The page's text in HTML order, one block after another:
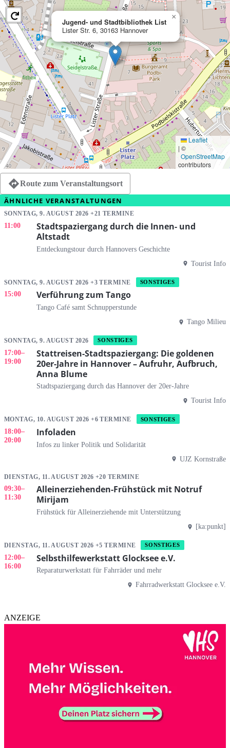
Jugend- und Stadtbibliothek List
Lister Str. 6, 30163 Hannover
×
Leaflet
| ©
OpenStreetMap
contributors
Route zum Veranstaltungsort
ÄHNLICHE VERANSTALTUNGEN
SONNTAG, 9. AUGUST 2026 +21 TERMINE
11:00
Stadtspaziergang durch die Innen- und
Altstadt
Entdeckungstour durch Hannovers Geschichte
Tourist Info
SONNTAG, 9. AUGUST 2026 +3 TERMINE SONSTIGES
15:00 Verführung zum Tango
Tango Café samt Schnupperstunde
Tango Milieu
SONNTAG, 9. AUGUST 2026 SONSTIGES
17:00–
19:00
Stattreisen-Stadtspaziergang: Die goldenen
20er-Jahre in Hannover – Aufruhr, Aufbruch,
Anna Blume
Stadtspaziergang durch das Hannover der 20er-Jahre
Tourist Info
MONTAG, 10. AUGUST 2026 +6 TERMINE SONSTIGES
18:00–
20:00
Infoladen
Infos zu linker Politik und Solidarität
UJZ Kornstraße
DIENSTAG, 11. AUGUST 2026 +20 TERMINE
09:30–
11:30
Alleinerziehenden-Frühstück mit Notruf
Mirijam
Frühstück für Alleinerziehende mit Unterstützung
[ka:punkt]
DIENSTAG, 11. AUGUST 2026 +5 TERMINE SONSTIGES
12:00–
16:00
Selbsthilfewerkstatt Glocksee e.V.
Reparaturwerkstatt für Fahrräder und mehr
Fahrradwerkstatt Glocksee e.V.
ANZEIGE